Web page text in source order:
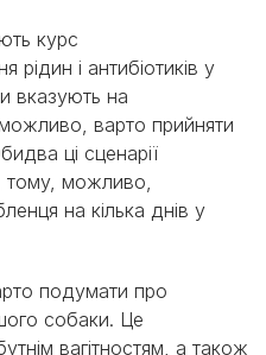
курс
рідин і антибіотиків у
вказують на
варто прийняти
ці сценарії
тому, можливо,
на кілька днів у
подумати про
собаки. Це
вагітностям, а також